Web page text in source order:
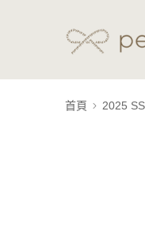
首頁 2025